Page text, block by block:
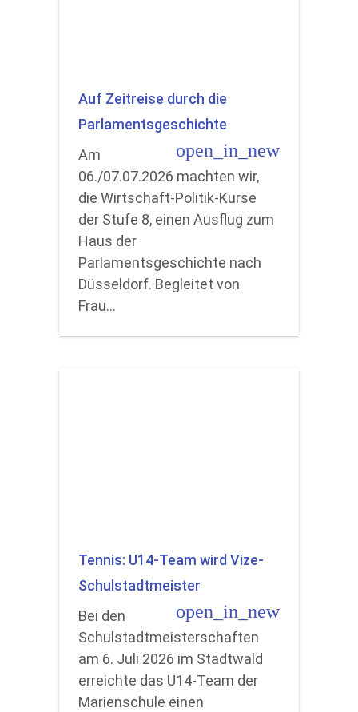
Auf Zeitreise durch die
Parlamentsgeschichte
open_in_new
Am
06./07.07.2026 machten wir,
die Wirtschaft-Politik-Kurse
der Stufe 8, einen Ausflug zum
Haus der
Parlamentsgeschichte nach
Düsseldorf. Begleitet von
Frau…
Tennis: U14-Team wird Vize-
Schulstadtmeister
open_in_new
Bei den
Schulstadtmeisterschaften
am 6. Juli 2026 im Stadtwald
erreichte das U14-Team der
Marienschule einen